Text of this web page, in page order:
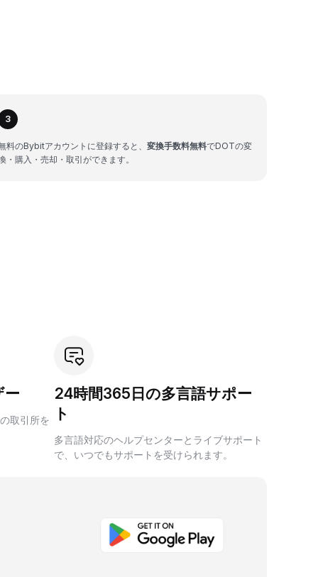
3
料のBybitアカウントに登録すると、 変換手数料無料でDOTの変
・購入・売却・取引ができます。
ー
取引所を
24時間365日の多言語サポー
ト
多言語対応のヘルプセンターとライブサポート
で、いつでもサポートを受けられます。